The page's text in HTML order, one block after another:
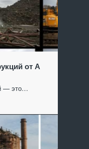
от А
— это…